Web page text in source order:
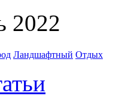
2022
Ландшафтный Отдых